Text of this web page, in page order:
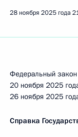
28 ноября 2025 года
Федеральный закон
20 ноября 2025
26 ноября 2025
Справка